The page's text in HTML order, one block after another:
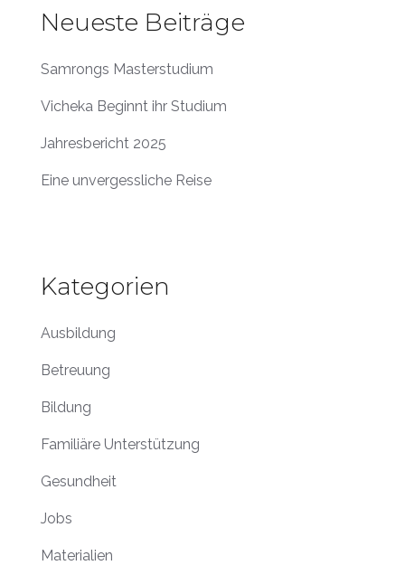
Neueste Beiträge
Samrongs Masterstudium
Vicheka Beginnt ihr Studium
Jahresbericht 2025
Eine unvergessliche Reise
Kategorien
Ausbildung
Betreuung
Bildung
Familiäre Unterstützung
Gesundheit
Jobs
Materialien